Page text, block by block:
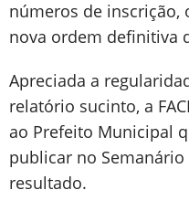
números de inscrição,
nova ordem definitiva
Apreciada a
relatório sucinto, a
ao Prefeito Municipal
publicar no
resultado.